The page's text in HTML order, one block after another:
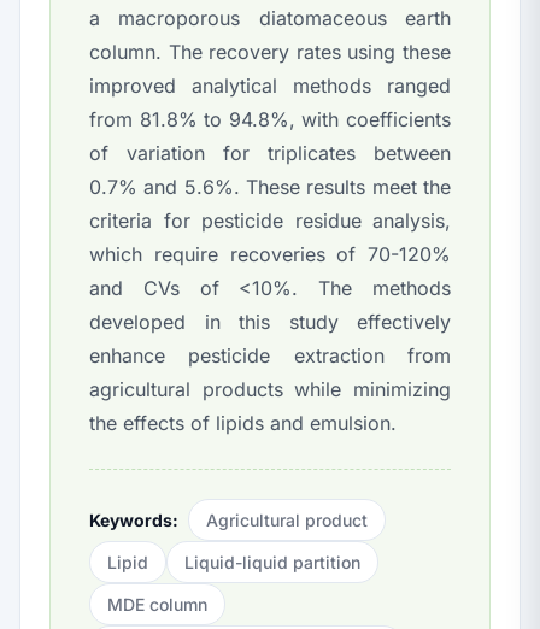
a macroporous diatomaceous earth
column. The recovery rates using these
improved analytical methods ranged
from 81.8% to 94.8%, with coefficients
of variation for triplicates between
0.7% and 5.6%. These results meet the
criteria for pesticide residue analysis,
which require recoveries of 70-120%
and CVs of <10%. The methods
developed in this study effectively
enhance pesticide extraction from
agricultural products while minimizing
the effects of lipids and emulsion.
Keywords: Agricultural product
Lipid Liquid-liquid partition
MDE column